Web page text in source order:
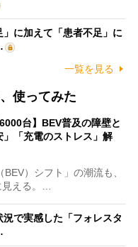
」に加えて「患者不足」に
一覧を見る
使ってみた
台】BEV普及の障壁と
「充電のストレス」解
）シフト」の潮流も、
見える。…
況で実感した「フォレスタ